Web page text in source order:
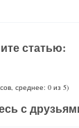
статью:
среднее: 0 из 5)
с